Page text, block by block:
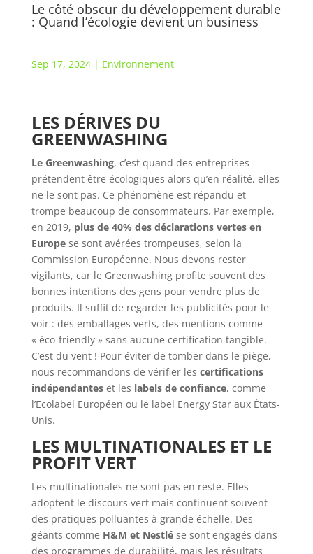
Le côté obscur du développement durable
: Quand l’écologie devient un business
Sep 17, 2024| Environnement
LES DÉRIVES DU
GREENWASHING
Le Greenwashing, c’est quand des entreprises
prétendent être écologiques alors qu’en réalité, elles
ne le sont pas. Ce phénomène est répandu et
trompe beaucoup de consommateurs. Par exemple,
en 2019, plus de 40% des déclarations vertes en
Europese sont avérées trompeuses, selon la
Commission Européenne. Nous devons rester
vigilants, car le Greenwashing profite souvent des
bonnes intentions des gens pour vendre plus de
produits. Il suffit de regarder les publicités pour le
voir : des emballages verts, des mentions comme
« éco-friendly » sans aucune certification tangible.
C’est du vent ! Pour éviter de tomber dans le piège,
nous recommandons de vérifier les certifications
indépendanteset les labels de confiance, comme
l’Ecolabel Européen ou le label Energy Star aux États-
Unis.
LES MULTINATIONALES ET LE
PROFIT VERT
Les multinationales ne sont pas en reste. Elles
adoptent le discours vert mais continuent souvent
des pratiques polluantes à grande échelle. Des
géants comme H&M et Nestlése sont engagés dans
des programmes de durabilité, mais les résultats